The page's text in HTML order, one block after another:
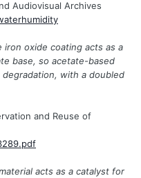
Audiovisual Archives
oxide coating acts as a
base, so acetate-based
with a doubled
and Reuse of
acts as a catalyst for